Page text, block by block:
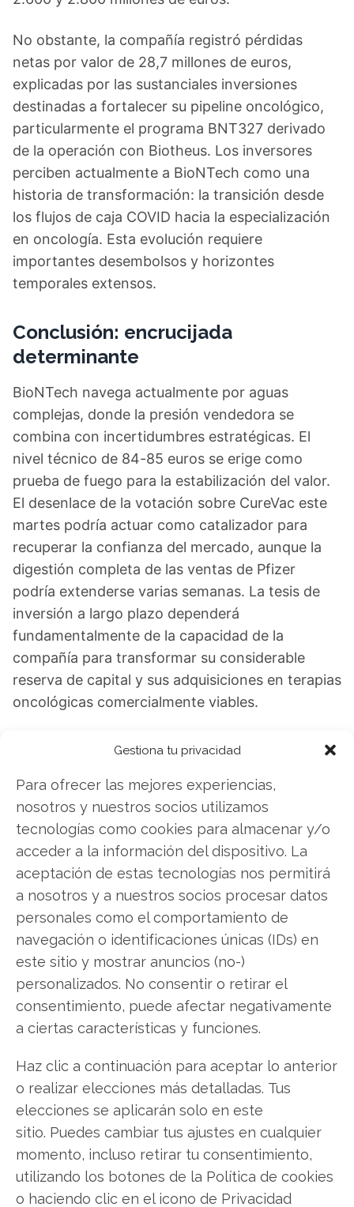
Gestiona tu privacidad
Para ofrecer las mejores experiencias,
nosotros y nuestros socios utilizamos
tecnologías como cookies para almacenar y/o
acceder a la información del dispositivo. La
aceptación de estas tecnologías nos permitirá
a nosotros y a nuestros socios procesar datos
personales como el comportamiento de
navegación o identificaciones únicas (IDs) en
este sitio y mostrar anuncios (no-)
personalizados. No consentir o retirar el
consentimiento, puede afectar negativamente
a ciertas características y funciones.
Haz clic a continuación para aceptar lo anterior
o realizar elecciones más detalladas. Tus
elecciones se aplicarán solo en este
sitio. Puedes cambiar tus ajustes en cualquier
momento, incluso retirar tu consentimiento,
utilizando los botones de la Política de cookies
o haciendo clic en el icono de Privacidad
No obstante, la compañía registró pérdidas
netas por valor de 28,7 millones de euros,
explicadas por las sustanciales inversiones
destinadas a fortalecer su pipeline oncológico,
particularmente el programa BNT327 derivado
de la operación con Biotheus. Los inversores
perciben actualmente a BioNTech como una
historia de transformación: la transición desde
los flujos de caja COVID hacia la especialización
en oncología. Esta evolución requiere
importantes desembolsos y horizontes
temporales extensos.
Conclusión: encrucijada
determinante
BioNTech navega actualmente por aguas
complejas, donde la presión vendedora se
combina con incertidumbres estratégicas. El
nivel técnico de 84-85 euros se erige como
prueba de fuego para la estabilización del valor.
El desenlace de la votación sobre CureVac este
martes podría actuar como catalizador para
recuperar la confianza del mercado, aunque la
digestión completa de las ventas de Pfizer
podría extenderse varias semanas. La tesis de
inversión a largo plazo dependerá
fundamentalmente de la capacidad de la
compañía para transformar su considerable
reserva de capital y sus adquisiciones en terapias
oncológicas comercialmente viables.
BioNTech: ¿Comprar o vender? El nuevo
respuesta:
Los últimos resultados de BioNTech son
contundentes: Acción inmediata requerida para
los inversores de BioNTech. ¿Merece la pena
invertir o es momento de vender? En el Análisis
gratuito actual del 7 de agosto descubrirá
exactamente qué hacer.
BioNTech: ¿Comprar o vender?¡Lee más aquí!
Compartir este artículo
Twitter
Facebook